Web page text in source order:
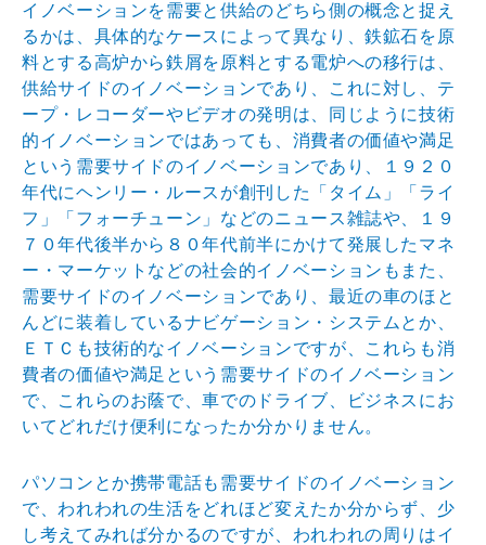
イノベーションを需要と供給のどちら側の概念と捉え
るかは、具体的なケースによって異なり、鉄鉱石を原
料とする高炉から鉄屑を原料とする電炉への移行は、
供給サイドのイノベーションであり、これに対し、テ
ープ・レコーダーやビデオの発明は、同じように技術
的イノベーションではあっても、消費者の価値や満足
という需要サイドのイノベーションであり、１９２０
年代にヘンリー・ルースが創刊した「タイム」「ライ
フ」「フォーチューン」などのニュース雑誌や、１９
７０年代後半から８０年代前半にかけて発展したマネ
ー・マーケットなどの社会的イノベーションもまた、
需要サイドのイノベーションであり、最近の車のほと
んどに装着しているナビゲーション・システムとか、
ＥＴＣも技術的なイノベーションですが、これらも消
費者の価値や満足という需要サイドのイノベーション
で、これらのお蔭で、車でのドライブ、ビジネスにお
いてどれだけ便利になったか分かりません。
パソコンとか携帯電話も需要サイドのイノベーション
で、われわれの生活をどれほど変えたか分からず、少
し考えてみれば分かるのですが、われわれの周りはイ